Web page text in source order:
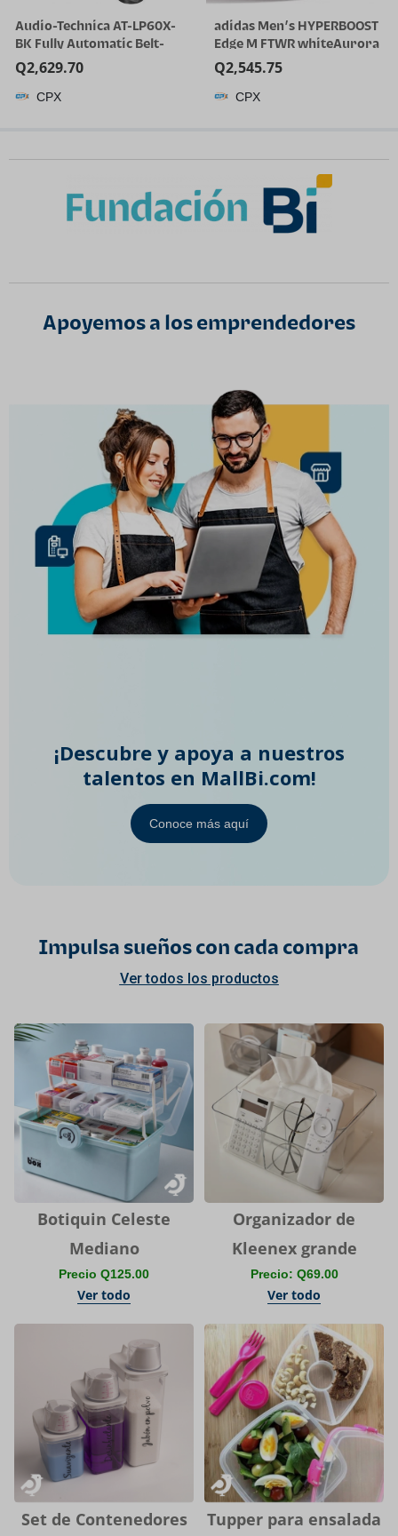
Audio-Technica AT-LP60X-
BK Fully Automatic Belt-
Drive Stereo Turntable,
Black, Hi-Fi, 2 Speed, Dust
Cover, Anti-Resonance,
Q2,629.70
CPX
adidas Men’s HYPERBOOST
Edge M FTWR whiteAurora
Onix/Solar Turbo 11 US
Multi
Q2,545.75
CPX
Apoyemos a los emprendedores​
¡Descubre y apoya a nuestros
talentos en MallBi.com!
Conoce más aquí
Impulsa sueños con cada compra
Ver todos los productos
Botiquin Celeste
Mediano
Precio Q125.00
Ver todo
Organizador de
Kleenex grande
Precio: Q69.00
Ver todo
Set de Contenedores
Tupper para ensalada